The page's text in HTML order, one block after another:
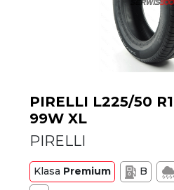
PIRELLI L225/50
99W XL
PIRELLI
Klasa Premium B